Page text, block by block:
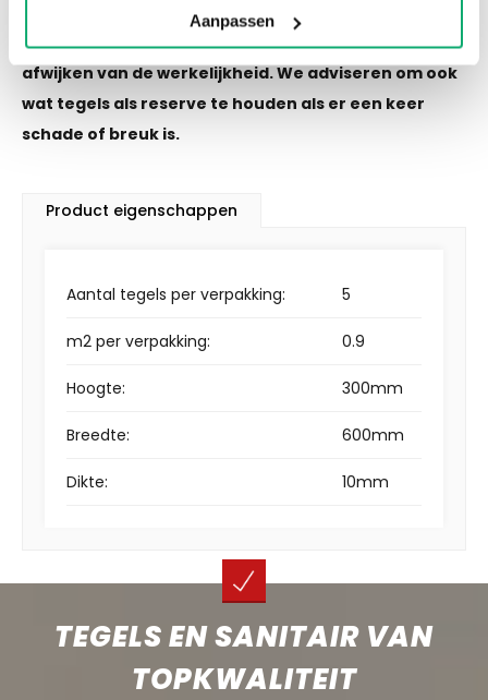
Aanpassen
Let op! Over gebleven tegels mogen niet retour! De
kleur van de tegel op de afbeelding kan altijd iets
afwijken van de werkelijkheid. We adviseren om ook
wat tegels als reserve te houden als er een keer
schade of breuk is.
Product eigenschappen
Aantal tegels per verpakking: 5
m2 per verpakking: 0.9
Hoogte: 300mm
Breedte: 600mm
Dikte: 10mm
TEGELS EN SANITAIR VAN
TOPKWALITEIT